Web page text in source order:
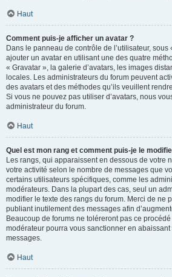
Haut
Comment puis-je afficher un avatar ?
Dans le panneau de contrôle de l’utilisateur, sous
ajouter un avatar en utilisant une des quatre
« Gravatar », la galerie d’avatars, les images
locales. Les administrateurs du forum peuvent
des avatars et des méthodes qu’ils veuillent
Si vous ne pouvez pas utiliser d’avatars, nous
administrateur du forum.
Haut
Quel est mon rang et comment puis-je le
Les rangs, qui apparaissent en dessous de votre
votre activité selon le nombre de messages que
certains utilisateurs spécifiques, comme les
modérateurs. Dans la plupart des cas, seul un
modifier le texte des rangs du forum. Merci de ne
publiant inutilement des messages afin
Beaucoup de forums ne toléreront pas ce
modérateur pourra vous sanctionner en abaissant
messages.
Haut